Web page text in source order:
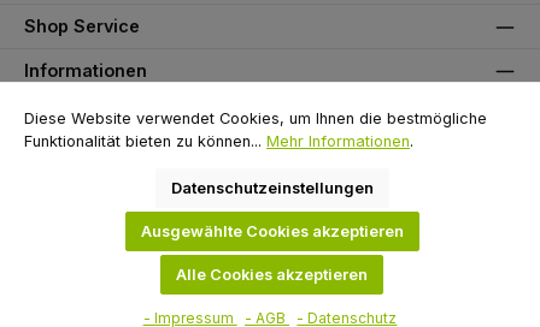
Shop Service
Informationen
Unser Partner
Alle Preise exkl. gesetzl. Mehrwertsteuer zzgl.Versandkosten
© 2026 Flügel GmbH - Alle Rechte vorbehalten. Theme by
Diese Website verwendet Cookies, um Ihnen die bestmögliche
Funktionalität bieten zu können... Mehr Informationen.
Datenschutzeinstellungen
Ausgewählte Cookies akzeptieren
Alle Cookies akzeptieren
- Impressum - AGB - Datenschutz